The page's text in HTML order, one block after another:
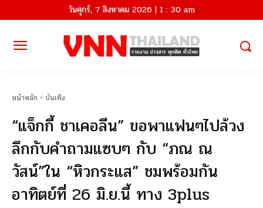
วันศุกร์, 7 สิงหาคม 2026 | 1 : 30 am
หน้าหลัก บันเทิง
“แจ็กกี้ ชาเคอลีน” ขอพาแฟนๆไปล้วง
ลึกกับคำถามแซบๆ กับ “ภณ ณ
วัสน์”ใน “หิวกระแส” ชมพร้อมกัน
อาทิตย์ที่ 26 มิ.ย.นี้ ทาง 3plus